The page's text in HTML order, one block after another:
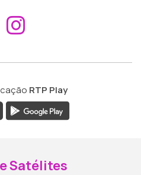
Aceder ao
RTP Play
Satélites